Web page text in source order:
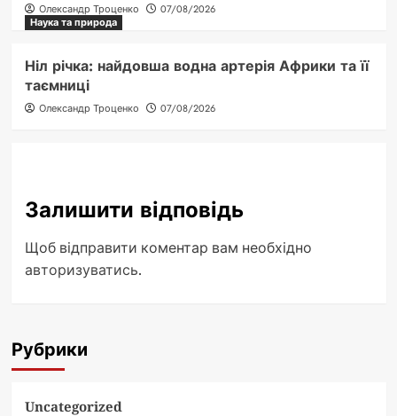
Олександр Троценко
07/08/2026
Наука та природа
Ніл річка: найдовша водна артерія Африки та її
таємниці
Олександр Троценко 07/08/2026
Залишити відповідь
Щоб відправити коментар вам необхідно
авторизуватись.
Рубрики
Uncategorized